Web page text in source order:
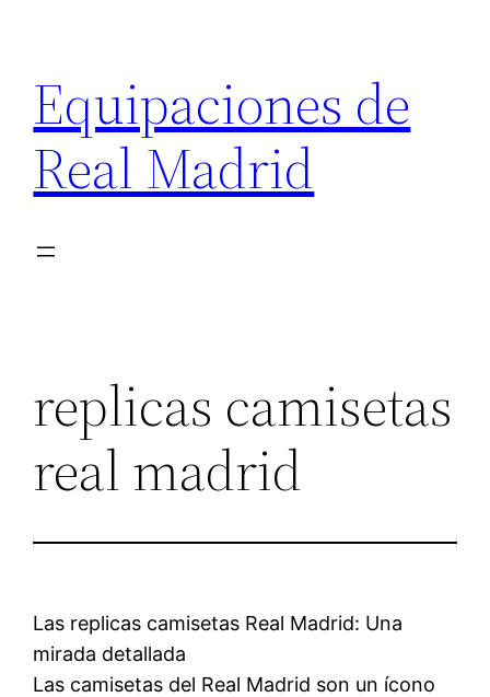
contenido
Equipaciones de
Real Madrid
replicas camisetas
real madrid
Las replicas camisetas Real Madrid: Una
mirada detallada
Las camisetas del Real Madrid son un ícono